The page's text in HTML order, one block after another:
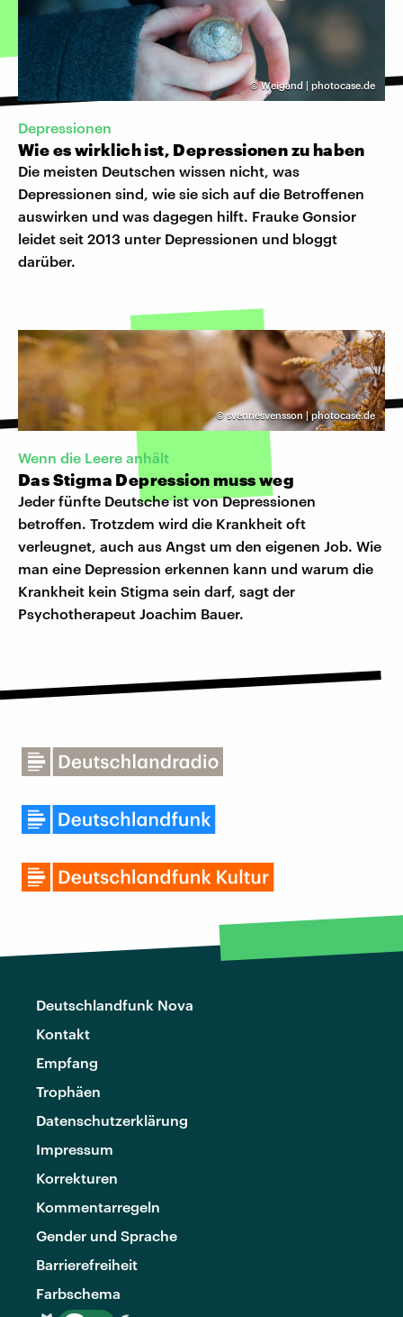
©Weigand | photocase.de
Depressionen
Wie es wirklich ist, Depressionen zu haben
Die meisten Deutschen wissen nicht, was
Depressionen sind, wie sie sich auf die Betroffenen
auswirken und was dagegen hilft. Frauke Gonsior
leidet seit 2013 unter Depressionen und bloggt
darüber.
©svennesvensson | photocase.de
Wenn die Leere anhält
Das Stigma Depression muss weg
Jeder fünfte Deutsche ist von Depressionen
betroffen. Trotzdem wird die Krankheit oft
verleugnet, auch aus Angst um den eigenen Job. Wie
man eine Depression erkennen kann und warum die
Krankheit kein Stigma sein darf, sagt der
Psychotherapeut Joachim Bauer.
Deutschlandfunk Nova
Kontakt
Empfang
Trophäen
Datenschutzerklärung
Impressum
Korrekturen
Kommentarregeln
Gender und Sprache
Barrierefreiheit
Farbschema